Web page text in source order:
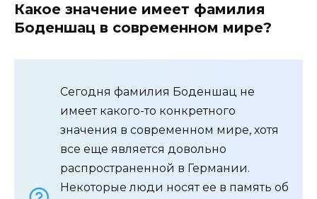
Какое значение имеет фамилия
Боденшац в современном мире?
Сегодня фамилия Боденшац не
имеет какого-то конкретного
значения в современном мире, хотя
все еще является довольно
распространенной в Германии.
Некоторые люди носят ее в память об